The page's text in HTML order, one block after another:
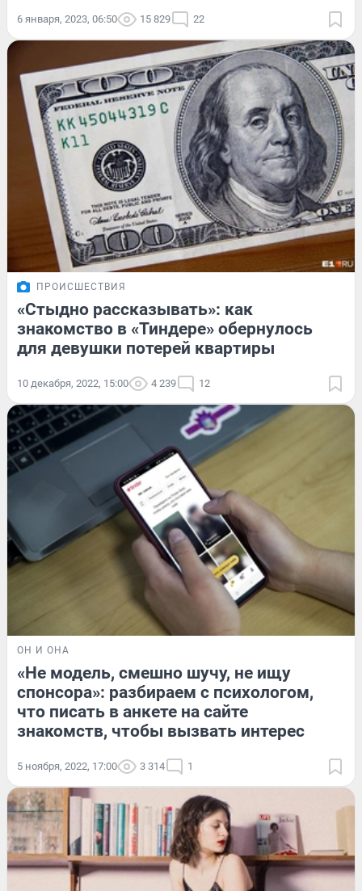
6 января, 2023, 06:50 15 829 22
ПРОИСШЕСТВИЯ
«Стыдно рассказывать»: как
знакомство в «Тиндере» обернулось
для девушки потерей квартиры
10 декабря, 2022, 15:00 4 239 12
ОН И ОНА
«Не модель, смешно шучу, не ищу
спонсора»: разбираем с психологом,
что писать в анкете на сайте
знакомств, чтобы вызвать интерес
5 ноября, 2022, 17:00 3 314 1